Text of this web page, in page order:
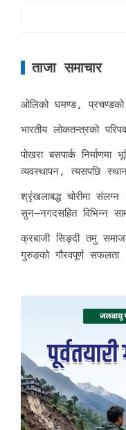
ताजा समाचार
ओलिको घमण्ड,
भारतीय लोकतन्त्रको
पोखरा बसपार्क
व्यवस्थापन, त्यसपछि
श्रृंखलाबद्ध चोरीमा
सुन–नगदसहित विभिन्न
क्रबाजी सिङ्दी तमु
गुरुङको गौरवपूर्ण सफलता